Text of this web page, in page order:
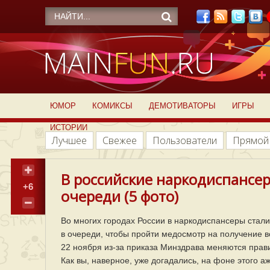
ЮМОР КОМИКСЫ ДЕМОТИВАТОРЫ ИГРЫ
ИСТОРИИ
Лучшее Свежее Пользователи
+6
В российские
очереди (5 фото)
Во многих городах России в наркодиспансеры
в очереди, чтобы пройти медосмотр на получение
22 ноября из-за приказа Минздрава меняются
Как вы, наверное, уже догадались, на фоне этого